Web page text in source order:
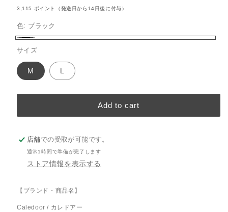
く
3,115 ポイント（発送日から14日後に付与）
色: ブラック
ラ
ッ
ク
サイズ
M L
Add to cart
店舗での受取が可能です。
通常1時間で準備が完了します
ストア情報を表示する
【ブランド・商品名】
Caledoor / カレドアー